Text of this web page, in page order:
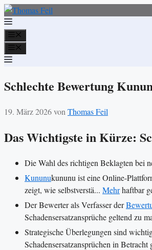
Zum
Inhalt
springen
Schlechte Bewertung
19. März 2026von Thomas Feil
Das Wichtigste in Kürze:
Die Wahl des richtigen Beklagten bei
Kununukununu ist eine Online-
zeigt, wie selbstverstä... Mehrhaftbar
Der Bewerter als Verfasser der
Schadensersatzansprüche geltend zu
Strategische Überlegungen sind
Schadensersatzansprüchen in